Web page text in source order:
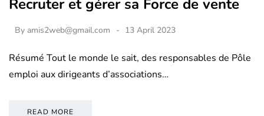
Recruter et gérer sa Force de vente
By amis2web@gmail.com 13 April 2023
Résumé Tout le monde le sait, des responsables de Pôle
emploi aux dirigeants d’associations…
READ MORE